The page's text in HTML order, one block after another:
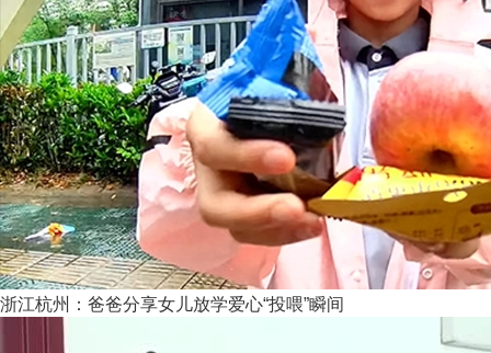
浙江杭州：爸爸分享女儿放学爱心“投喂”瞬间